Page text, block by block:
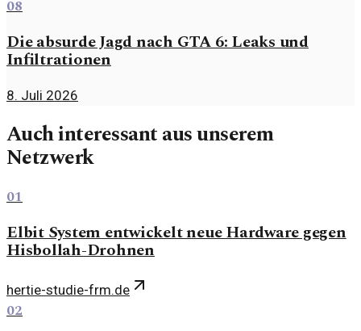
08
Die absurde Jagd nach GTA 6: Leaks und
Infiltrationen
8. Juli 2026
Auch interessant aus unserem
Netzwerk
01
Elbit System entwickelt neue Hardware gegen
Hisbollah-Drohnen
hertie-studie-frm.de
02